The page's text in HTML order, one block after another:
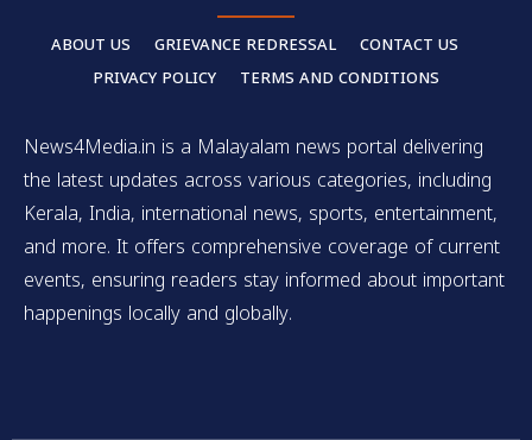
ABOUT US GRIEVANCE REDRESSAL
CONTACT US
PRIVACY POLICY
TERMS AND CONDITIONS
News4Media.in is a Malayalam news portal delivering
the latest updates across various categories, including
Kerala, India, international news, sports, entertainment,
and more. It offers comprehensive coverage of current
events, ensuring readers stay informed about important
happenings locally and globally.